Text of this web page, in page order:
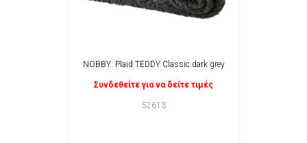
NOBBY: Plaid TEDDY Classic dark grey
Συνδεθείτε για να δείτε τιμές
52613